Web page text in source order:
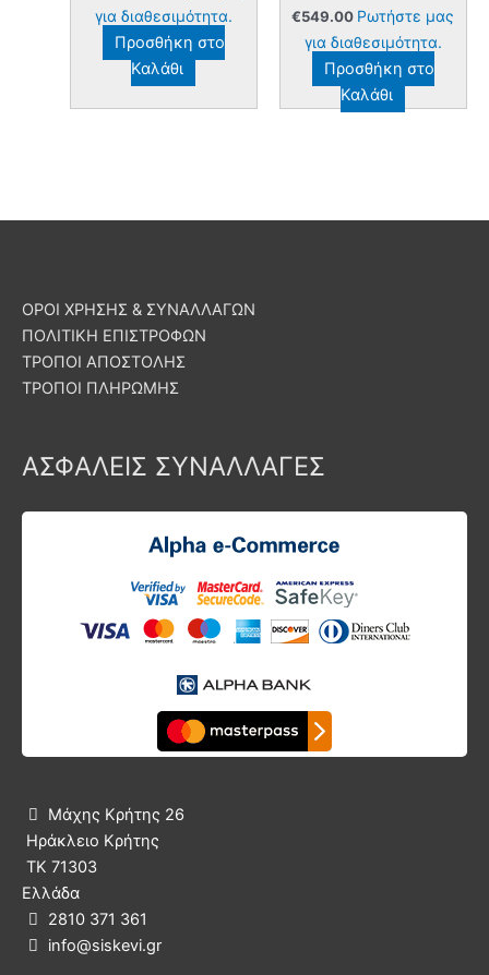
για διαθεσιμότητα.
Προσθήκη στο
Καλάθι
€549.00 Ρωτήστε μας
για διαθεσιμότητα.
Προσθήκη στο
Καλάθι
ΟΡΟΙ ΧΡΗΣΗΣ & ΣΥΝΑΛΛΑΓΩΝ
ΠΟΛΙΤΙΚΗ ΕΠΙΣΤΡΟΦΩΝ
ΤΡΟΠΟΙ ΑΠΟΣΤΟΛΗΣ
ΤΡΟΠΟΙ ΠΛΗΡΩΜΗΣ
ΑΣΦΑΛΕΙΣ ΣΥΝΑΛΛΑΓΕΣ

Μάχης Κρήτης 26
Ηράκλειο Κρήτης
ΤΚ 71303
Ελλάδα
 2810 371 361
 info@siskevi.gr